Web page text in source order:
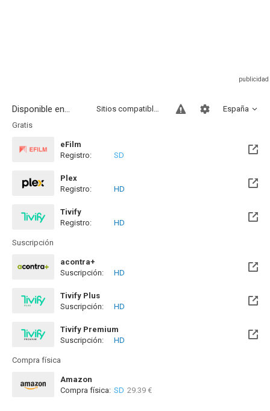
Disponible en... España
Sitios compatibles
Gratis
eFilm
Registro:
SD
Plex
Registro:
HD
Tivify
Disponible hasta el Mar, 26 Mar 2030 (Quedan 3 años)
Registro: HD
Suscripción
acontra+
Suscripción:
HD
Tivify Plus
Disponible hasta el Mar, 26 Mar 2030 (Quedan 3 años)
Suscripción: HD
Tivify Premium
Disponible hasta el Mar, 26 Mar 2030 (Quedan 3 años)
Suscripción: HD
Compra física
Amazon
Compra física: SD 29.39 €